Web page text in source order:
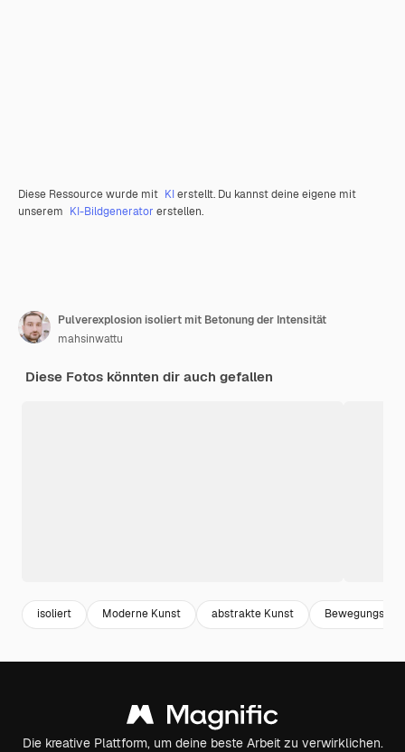
Diese Ressource wurde mit KIerstellt. Du kannst deine eigene mit
unserem KI-Bildgenerator erstellen.
Pulverexplosion isoliert mit Betonung der Intensität
mahsinwattu
Diese Fotos könnten dir auch gefallen
isoliert Moderne Kunst abstrakte Kunst
Die kreative Plattform, um deine beste Arbeit zu verwirklichen.